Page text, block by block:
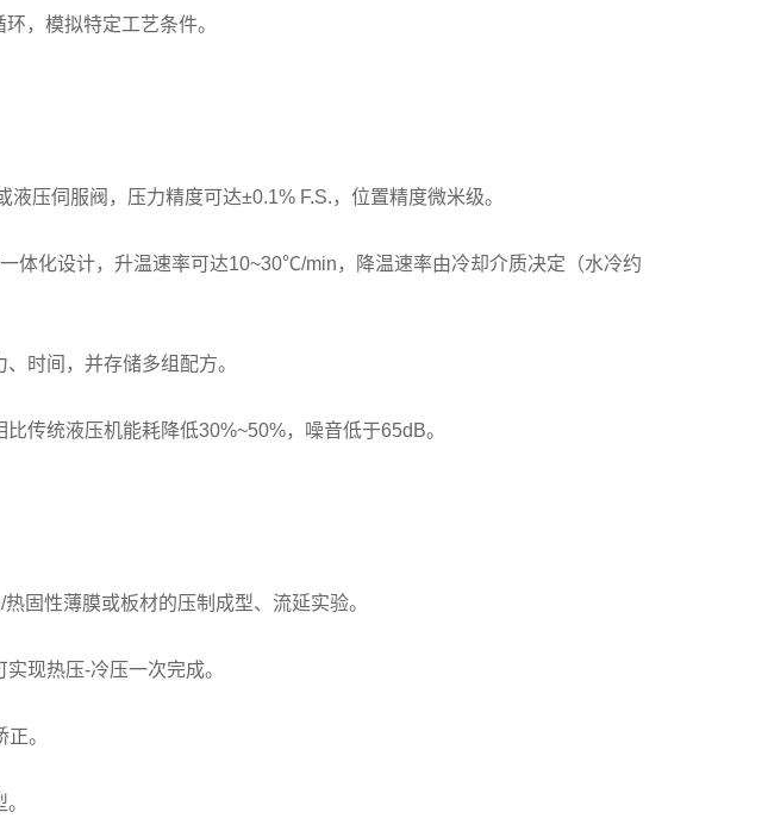
，模拟特定工艺条件。
压伺服阀，压力精度可达±0.1% F.S.，位置精度微米级。
体化设计，升温速率可达10~30℃/min，降温速率由冷却介质决定（水冷约
时间，并存储多组配方。
传统液压机能耗降低30%~50%，噪音低于65dB。
固性薄膜或板材的压制成型、流延实验。
现热压-冷压一次完成。
。